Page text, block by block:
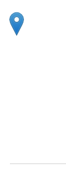
contributors.